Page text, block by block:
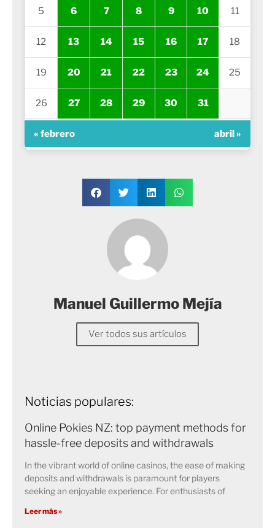
5 6 7 8 9 10 11
12 13 14 15 16 17 18
19 20 21 22 23 24 25
26 27 28 29 30 31
« febrero abril »
Manuel Guillermo Mejía
Ver todos sus artículos
Noticias populares:
Online Pokies NZ: top payment methods for
hassle-free deposits and withdrawals
In the vibrant world of online casinos, the ease of making
deposits and withdrawals is paramount for players
seeking an enjoyable experience. For enthusiasts of
Leer más »